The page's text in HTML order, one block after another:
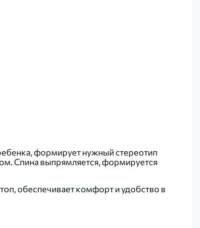
формирует нужный стереотип
Спина выпрямляется, формируется
обеспечивает комфорт и удобство в